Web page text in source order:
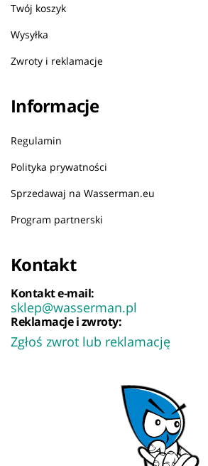
Twój koszyk
Wysyłka
Zwroty i reklamacje
Informacje
Regulamin
Polityka prywatności
Sprzedawaj na Wasserman.eu
Program partnerski
Kontakt
Kontakt e-mail:
sklep@wasserman.pl
Reklamacje i zwroty:
Zgłoś zwrot lub reklamację